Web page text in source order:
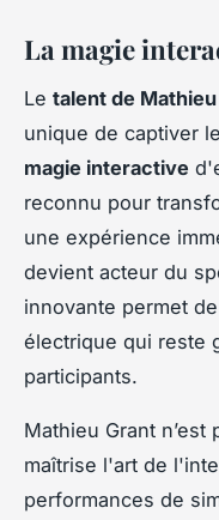
La magie
Le talent de
unique de captiver
magie interactive
reconnu pour
une expérience
devient acteur du
innovante permet
électrique qui reste
participants.
Mathieu Grant
maîtrise l'art de
performances de